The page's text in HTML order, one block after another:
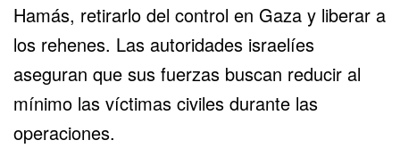
Hamás, retirarlo del control en Gaza y liberar a
los rehenes. Las autoridades israelíes
aseguran que sus fuerzas buscan reducir al
mínimo las víctimas civiles durante las
operaciones.